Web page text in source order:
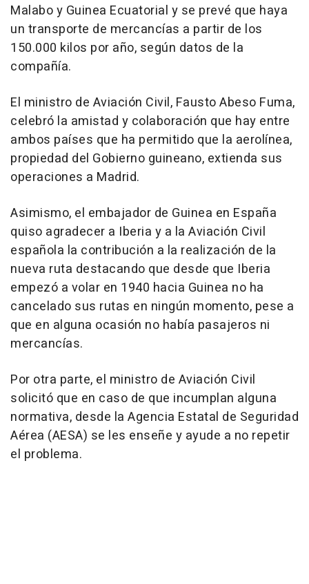
Malabo y Guinea Ecuatorial y se prevé que haya
un transporte de mercancías a partir de los
150.000 kilos por año, según datos de la
compañía.
El ministro de Aviación Civil, Fausto Abeso Fuma,
celebró la amistad y colaboración que hay entre
ambos países que ha permitido que la aerolínea,
propiedad del Gobierno guineano, extienda sus
operaciones a Madrid.
Asimismo, el embajador de Guinea en España
quiso agradecer a Iberia y a la Aviación Civil
española la contribución a la realización de la
nueva ruta destacando que desde que Iberia
empezó a volar en 1940 hacia Guinea no ha
cancelado sus rutas en ningún momento, pese a
que en alguna ocasión no había pasajeros ni
mercancías.
Por otra parte, el ministro de Aviación Civil
solicitó que en caso de que incumplan alguna
normativa, desde la Agencia Estatal de Seguridad
Aérea (AESA) se les enseñe y ayude a no repetir
el problema.